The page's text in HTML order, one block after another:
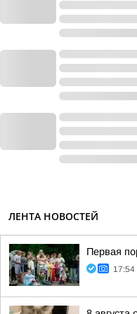
ЛЕНТА НОВОСТЕЙ
Первая
17:54